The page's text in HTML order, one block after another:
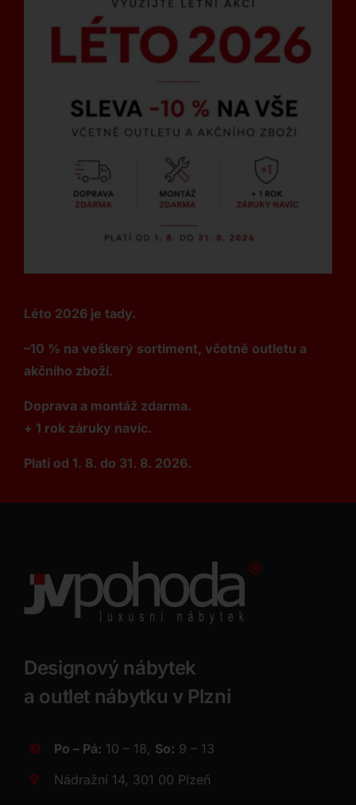
Léto 2026 je tady.
–10 % na veškerý sortiment, včetně outletu a
akčního zboží.
Doprava a montáž zdarma.
+ 1 rok záruky navíc.
Platí od 1. 8. do 31. 8. 2026.
Designový nábytek
a outlet nábytku v Plzni
Po – Pá: 10 – 18, So: 9 – 13
Nádražní 14, 301 00 Plzeň